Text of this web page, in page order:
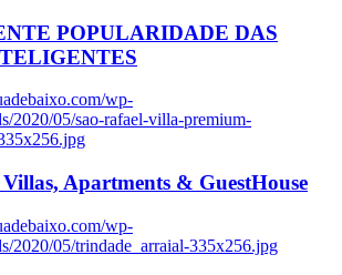
POPULARIDADE DAS
wp-
2020/05/sao-rafael-villa-premium-
Villas, Apartments & GuestHouse
wp-
2020/05/trindade_arraial-335x256.jpg